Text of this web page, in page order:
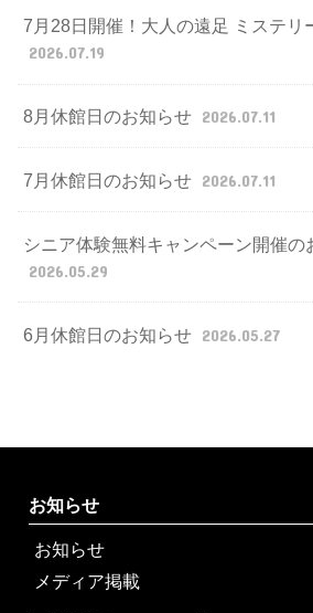
7月28日開催！大人の遠足 ミステリ
2026.07.19
8月休館日のお知らせ 2026.07.11
7月休館日のお知らせ 2026.07.11
シニア体験無料キャンペーン開催の
2026.05.29
6月休館日のお知らせ 2026.05.27
お知らせ
お知らせ
メディア掲載